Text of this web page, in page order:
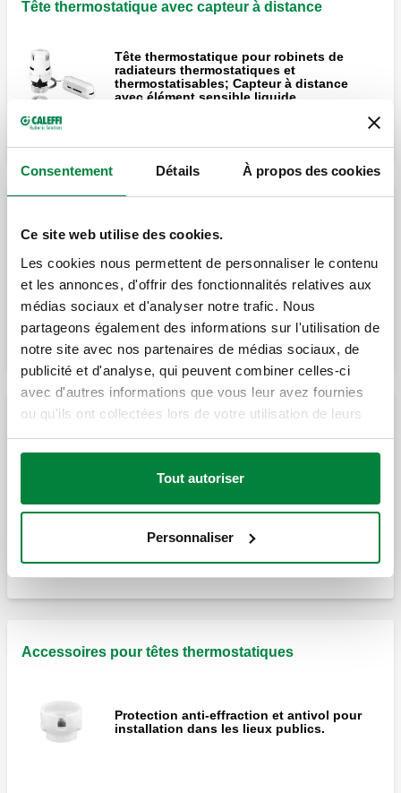
Consentement Détails À propos des cookies
Ce site web utilise des cookies.
Les cookies nous permettent de personnaliser le contenu
et les annonces, d'offrir des fonctionnalités relatives aux
médias sociaux et d'analyser notre trafic. Nous
partageons également des informations sur l'utilisation de
notre site avec nos partenaires de médias sociaux, de
publicité et d'analyse, qui peuvent combiner celles-ci
avec d'autres informations que vous leur avez fournies
ou qu'ils ont collectées lors de votre utilisation de leurs
services.
Tout autoriser
Personnaliser
Tête thermostatique avec capteur à distance
Tête thermostatique pour robinets de
radiateurs thermostatiques et
thermostatisables; Capteur à distance
avec élément sensible liquide.
Tête thermostatique pour robinets de
radiateurs thermostatiques et
thermostatisables; Avec sonde à contact,
pour limitation de température du fluide.
Commande thermostatique avec réglage manuel à
distance
réglage à distance, élément sensible
Accessoires pour têtes thermostatiques
Protection anti-effraction et antivol pour
installation dans les lieux publics.